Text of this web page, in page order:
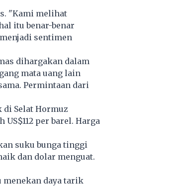
"Kami melihat
itu benar-benar
sentimen
dihargakan dalam
mata uang lain
Permintaan dari
di Selat Hormuz
per barel. Harga
suku bunga tinggi
dan dolar menguat.
menekan daya tarik